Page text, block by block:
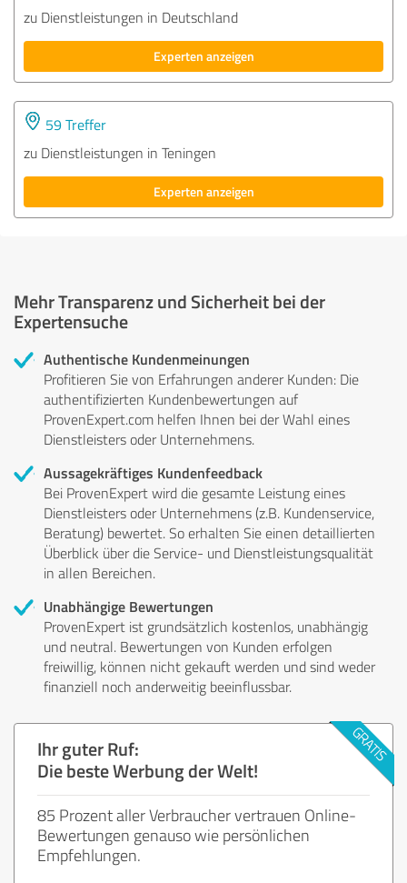
zu Dienstleistungen in Deutschland
Experten anzeigen
59 Treffer
zu Dienstleistungen in Teningen
Experten anzeigen
Mehr Transparenz und Sicherheit bei der
Expertensuche
Authentische Kundenmeinungen
Profitieren Sie von Erfahrungen anderer Kunden: Die
authentifizierten Kundenbewertungen auf
ProvenExpert.com helfen Ihnen bei der Wahl eines
Dienstleisters oder Unternehmens.
Aussagekräftiges Kundenfeedback
Bei ProvenExpert wird die gesamte Leistung eines
Dienstleisters oder Unternehmens (z.B. Kundenservice,
Beratung) bewertet. So erhalten Sie einen detaillierten
Überblick über die Service- und Dienstleistungsqualität
in allen Bereichen.
Unabhängige Bewertungen
ProvenExpert ist grundsätzlich kostenlos, unabhängig
und neutral. Bewertungen von Kunden erfolgen
freiwillig, können nicht gekauft werden und sind weder
finanziell noch anderweitig beeinflussbar.
Ihr guter Ruf:
Die beste Werbung der Welt!
85 Prozent aller Verbraucher vertrauen Online-
Bewertungen genauso wie persönlichen
Empfehlungen.